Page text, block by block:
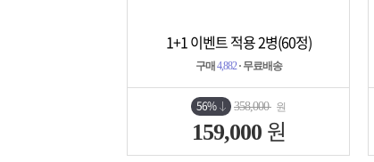
상세보기 담기
1+1 이벤트 적용 2병(60정)
구매 4,882· 무료배송
56% 358,000 원
159,000 원